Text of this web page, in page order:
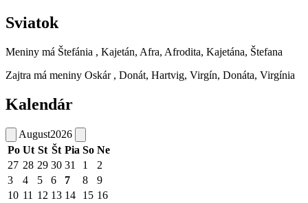
Sviatok
Meniny má Štefánia , Kajetán, Afra, Afrodita, Kajetána, Štefana
Zajtra má meniny Oskár , Donát, Hartvig, Virgín, Donáta, Virgínia
Kalendár
August2026
Po Ut St Št Pia So Ne
27 28 29 30 31 1
2
3
4 5 6 7 8
9
10 11 12 13 14 15 16